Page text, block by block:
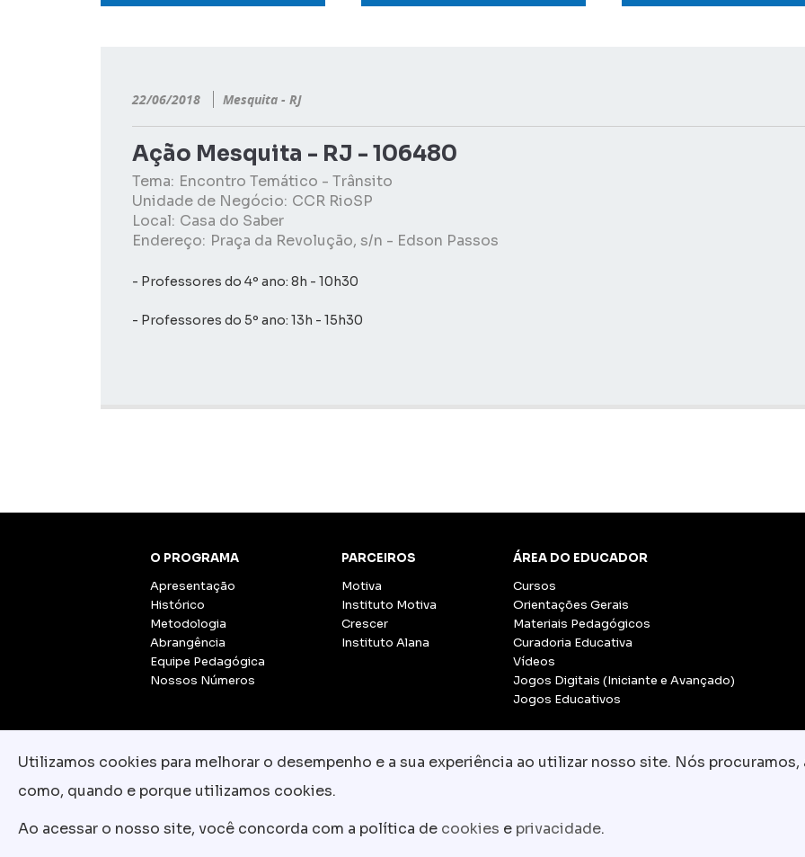
22/06/2018 Mesquita - RJ
Ação Mesquita - RJ - 106480
Tema: Encontro Temático - Trânsito
Unidade de Negócio: CCR RioSP
Local: Casa do Saber
Endereço: Praça da Revolução, s/n - Edson Passos
- Professores do 4º ano: 8h - 10h30
- Professores do 5º ano: 13h - 15h30
O PROGRAMA
Apresentação
Histórico
Metodologia
Abrangência
Equipe Pedagógica
Nossos Números
PARCEIROS
Motiva
Instituto Motiva
Crescer
Instituto Alana
ÁREA DO EDUCADOR
Cursos
Orientações Gerais
Materiais Pedagógicos
Curadoria Educativa
Vídeos
Jogos Digitais (Iniciante e Avançado)
Jogos Educativos
Termos e Condições de Uso
Utilizamos cookies para melhorar o desempenho e a sua experiência ao utilizar nosso site. Nós
como, quando e porque utilizamos cookies.
Ao acessar o nosso site, você concorda com a política de cookies e privacidade.